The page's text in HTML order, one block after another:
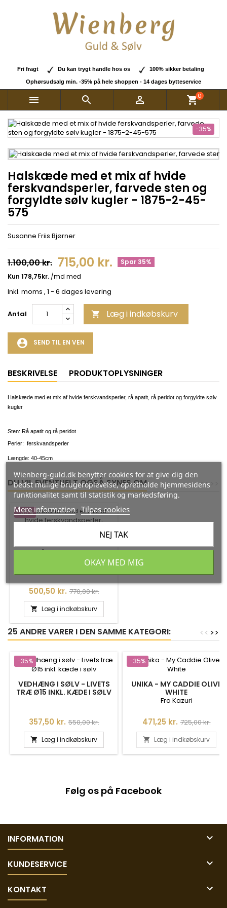
Fri fragt Du kan trygt handle hos os 100% sikker betaling
Ophørsudsalg min. -35% på hele shoppen - 14 dages bytteservice
   shopping_cart0
-35%
Halskæde med et mix af hvide
ferskvandsperler, farvede sten og
forgyldte sølv kugler - 1875-2-45-
575
Susanne Friis Bjørner
1.100,00 kr. 715,00 kr. Spar 35%
Inkl. moms , 1 - 6 dages levering
Antal  Læg i indkøbskurv
account_circle SEND TIL EN VEN
BESKRIVELSE PRODUKTOPLYSNINGER
Halskæde med et mix af hvide ferskvandsperler, rå apatit, rå peridot og forgyldte sølv
kugler
Sten: Rå apatit og rå peridot
Perler: ferskvandsperler
Længde: 40-45cm
DU VIL EVENTUELT OGSÅ SYNES OM <<
-35%
ARMBÅND MED ET MIX AF
HVIDE FERSKVANDSPERLER,
FORGYLDTE SØLV KUGLER -
1875-2-20-575
Pris
500,50 kr. Normalpris
770,00 kr.
 Læg i indkøbskurv
25 ANDRE VARER I DEN SAMME KATEGORI: >>
<<
-35%
VEDHÆNG I SØLV - LIVETS
TRÆ Ø15 INKL. KÆDE I SØLV
Pris
357,50 kr. Normalpris
550,00 kr.
 Læg i indkøbskurv
-35%
UNIKA - MY CADDIE OLIVE
WHITE
Fra Kazuri
Pris
471,25 kr. Normalpris
725,00 kr.
 Læg i indkøbskurv
Følg os på Facebook
INFORMATION 
KUNDESERVICE 
KONTAKT 
Wienberg-guld.dk benytter cookies for at give dig den
bedst mulige brugeroplevelse, opretholde hjemmesidens
funktionalitet samt til statistik og markedsføring.
Mere information Tilpas cookies
NEJ TAK
OKAY MED MIG